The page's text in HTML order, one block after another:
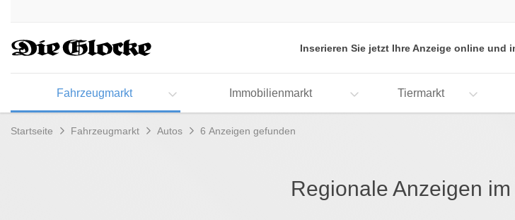
aktivieren
zur
Inserieren Sie jetzt Ihre Anzeige online und
Fahrzeugmarkt Immobilienmarkt Tiermarkt
Startseite Fahrzeugmarkt Autos 6 Anzeigen gefunden
Regionale Anzeigen